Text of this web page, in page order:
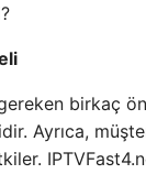
birkaç
Ayrıca,